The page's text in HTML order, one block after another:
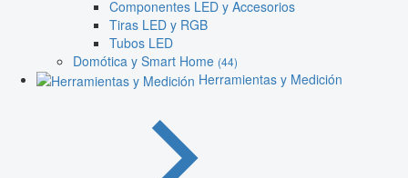
Componentes LED y Accesorios
Tiras LED y RGB
Tubos LED
Domótica y Smart Home (44)
Herramientas y Medición